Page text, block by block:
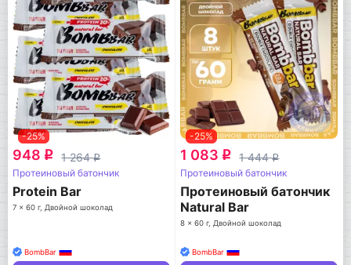
-25%
948 q 1 264q
Протеиновый батончик
Protein Bar
7 x 60 г, Двойной шоколад
BombBar
-25%
1 083 q 1 444q
Протеиновый батончик
Протеиновый батончик
Natural Bar
8 x 60 г, Двойной шоколад
BombBar